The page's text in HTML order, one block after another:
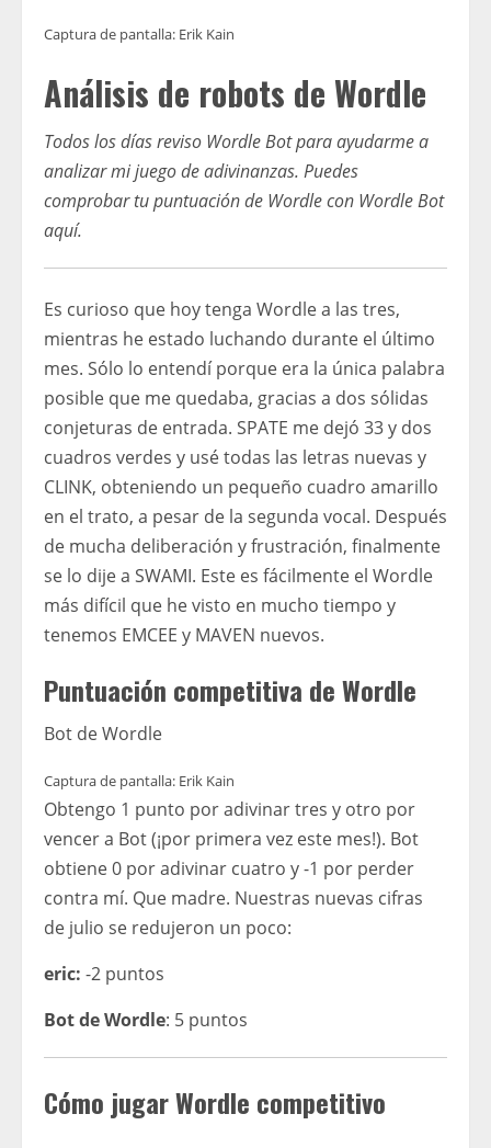
Captura de pantalla: Erik Kain
Análisis de robots de Wordle
Todos los días reviso Wordle Bot para ayudarme a
analizar mi juego de adivinanzas. Puedes
comprobar tu puntuación de Wordle con Wordle Bot
aquí.
Es curioso que hoy tenga Wordle a las tres,
mientras he estado luchando durante el último
mes. Sólo lo entendí porque era la única palabra
posible que me quedaba, gracias a dos sólidas
conjeturas de entrada. SPATE me dejó 33 y dos
cuadros verdes y usé todas las letras nuevas y
CLINK, obteniendo un pequeño cuadro amarillo
en el trato, a pesar de la segunda vocal. Después
de mucha deliberación y frustración, finalmente
se lo dije a SWAMI. Este es fácilmente el Wordle
más difícil que he visto en mucho tiempo y
tenemos EMCEE y MAVEN nuevos.
Puntuación competitiva de Wordle
Bot de Wordle
Captura de pantalla: Erik Kain
Obtengo 1 punto por adivinar tres y otro por
vencer a Bot (¡por primera vez este mes!). Bot
obtiene 0 por adivinar cuatro y -1 por perder
contra mí. Que madre. Nuestras nuevas cifras
de julio se redujeron un poco:
eric: -2 puntos
Bot de Wordle: 5 puntos
Cómo jugar Wordle competitivo